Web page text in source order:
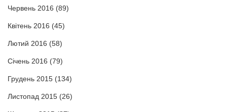
Червень 2016 (89)
Квітень 2016 (45)
Лютий 2016 (58)
Січень 2016 (79)
Грудень 2015 (134)
Листопад 2015 (26)